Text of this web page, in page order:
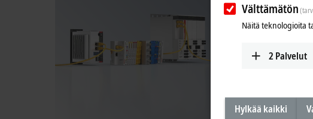
Välttämätön
Näitä teknologioita
2 Palvelut
Hylkää kaikki